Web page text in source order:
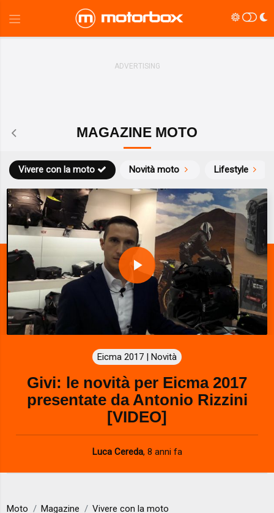
MAGAZINE MOTO
Novità moto
Vivere con la moto Lifestyle
P
a
y
V
i
d
e
Eicma 2017 | Novità
Givi: le novità per Eicma 2017
presentate da Antonio Rizzini
[VIDEO]
Luca Cereda, 8 anni fa
Moto Magazine Vivere con la moto